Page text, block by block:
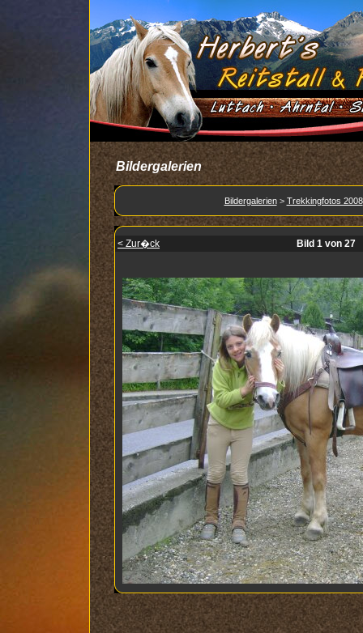
Bildergalerien
Bildergalerien> Trekkingfotos 2008
< Zur�ck Bild 1 von 27